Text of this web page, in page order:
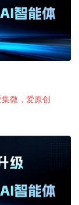
微，爱原创